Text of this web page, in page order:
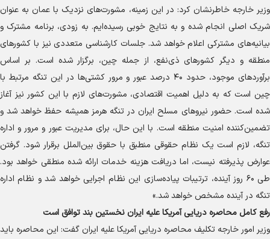
وزیر خارجه خاطرنشان کرد: در این زمینه، مشورت‌های نزدیک با عمان به عنوان
شریک اصلی انجام شده و به نتایج خوبی رسیده‌ایم. به زودی، برنامه مشترک و
بیانیه‌های مشترکی اعلام خواهد شد. جلسات کارشناسی متعددی نیز با کشور‌های
منطقه و دیگر کشور‌های ذی‌نفع، از جمله چین، برگزار شده است. بر اساس
برآورد‌های موجود، حدود ۴۰ درصد عبور و مرور کشتی‌ها در این تنگه مرتبط با
چین است که به دلیل اهمیت اقتصادی، مشورت‌های لازم با این کشور نیز آغاز
شده است. حضور نیرو‌های مسلح ایران در تنگه هرمز همیشه حفظ خواهد شد و
تضمین‌کننده امنیت منطقه است. با این حال، برای مدیریت عبور و مرور و اداره
تنگه، لازم است یک نظام حقوقی منطبق با حقوق بین‌الملل برقرار شود. گرفتن
عوارض پذیرفته نیست، اما دریافت هزینه خدمات ارائه شده منطقی خواهد بود.
طی ۶۰ روز آینده، ترتیبات پیاده‌سازی این نظام اجرایی خواهد شد و نظام اداره
تنگه در آینده مشخص خواهد شد.»
رفع کامل محاصره دریایی آمریکا علیه ایران نخستین بند توافق است
وزیر امور خارجه تکلیف محاصره دریایی آمریکا علیه ایران گفت: این محاصره باید